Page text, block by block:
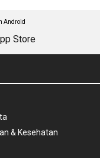
Android
& Kesehatan